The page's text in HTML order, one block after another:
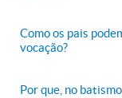
Como os pais
vocação?
Por que, no